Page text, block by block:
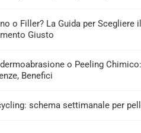
o Filler? La Guida per Scegliere il
Giusto
o Peeling Chimico:
Benefici
schema settimanale per